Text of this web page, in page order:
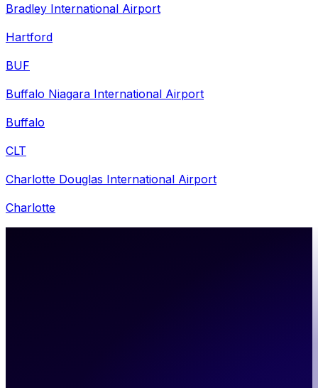
Bradley International Airport
Hartford
BUF
Buffalo Niagara International Airport
Buffalo
CLT
Charlotte Douglas International Airport
Charlotte